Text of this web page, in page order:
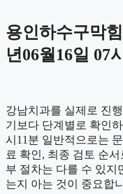
용인하수구막
년06월16일 07
강남치과를 실제로 진
기보다 단계별로 확인
시11분 일반적으로는
료 확인, 최종 검토 순
부 절차는 다를 수 있지
는지 아는 것이 중요합